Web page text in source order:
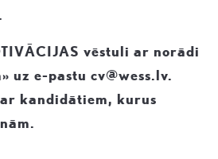
vēstuli ar norādi
uz e-pastu cv@wess.lv.
kandidātiem, kurus